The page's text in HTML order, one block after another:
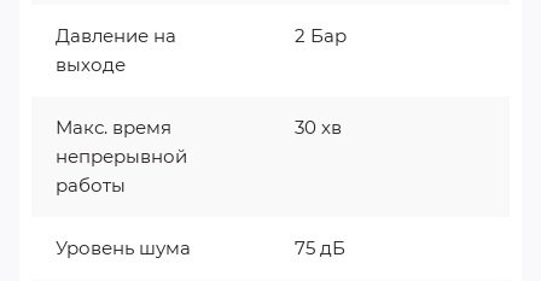
Давление на
выходе
2 Бар
Макс. время
непрерывной
работы
30 хв
Уровень шума 75 дБ